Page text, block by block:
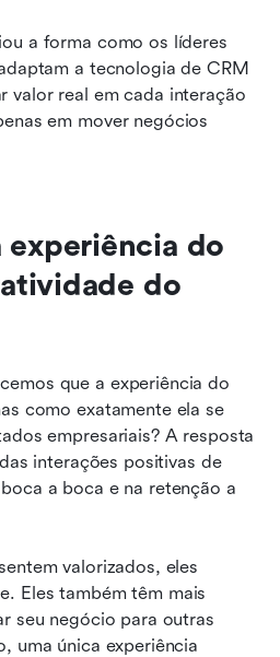
a forma como os líderes
a tecnologia de CRM
real em cada interação
em mover negócios
do
do
que a experiência do
como exatamente ela se
empresariais? A resposta
interações positivas de
a boca e na retenção a
valorizados, eles
Eles também têm mais
seu negócio para outras
uma única experiência